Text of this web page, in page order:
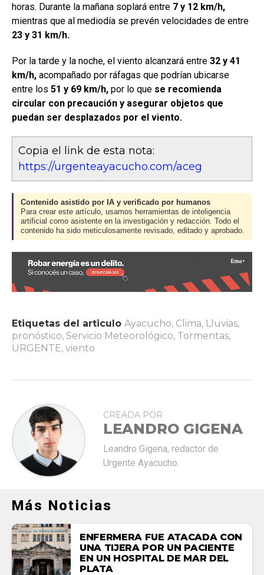
horas. Durante la mañana soplará entre 7 y 12 km/h,
mientras que al mediodía se prevén velocidades de entre
23 y 31 km/h.
Por la tarde y la noche, el viento alcanzará entre 32 y 41
km/h, acompañado por ráfagas que podrían ubicarse
entre los 51 y 69 km/h, por lo que se recomienda
circular con precaución y asegurar objetos que
puedan ser desplazados por el viento.
Copia el link de esta nota:
https://urgenteayacucho.com/aceg
Contenido asistido por IA y verificado por humanos
Para crear este artículo, usamos herramientas de inteligencia
artificial como asistente en la investigación y redacción. Todo el
contenido ha sido meticulosamente revisado, editado y aprobado.
Etiquetas del articulo Ayacucho, Clima, Lluvias,
pronóstico, Servicio Meteorológico, Tormentas,
URGENTE, viento
CREADA POR
LEANDRO GIGENA
Leandro Gigena, redactor de
Urgente Ayacucho.
Más Noticias
ENFERMERA FUE ATACADA CON
UNA TIJERA POR UN PACIENTE
EN UN HOSPITAL DE MAR DEL
PLATA